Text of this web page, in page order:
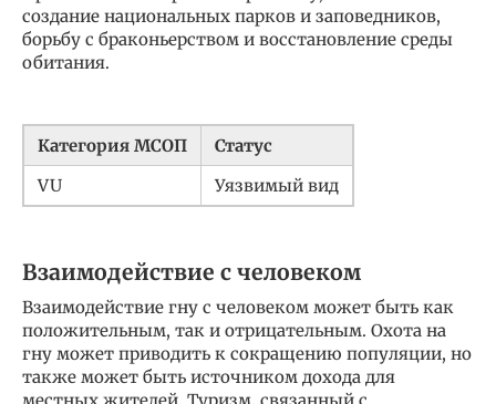
создание национальных парков и заповедников,
борьбу с браконьерством и восстановление среды
обитания.
Категория МСОП
Статус
VU
Уязвимый вид
Взаимодействие с человеком
Взаимодействие гну с человеком может быть как
положительным, так и отрицательным. Охота на
гну может приводить к сокращению популяции, но
также может быть источником дохода для